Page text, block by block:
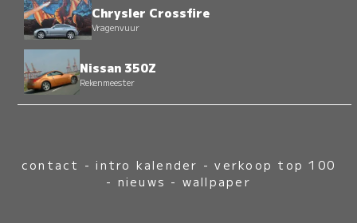
Chrysler Crossfire
Vragenvuur
Nissan 350Z
Rekenmeester
contact -intro kalender -verkoop top 100
- nieuws - wallpaper